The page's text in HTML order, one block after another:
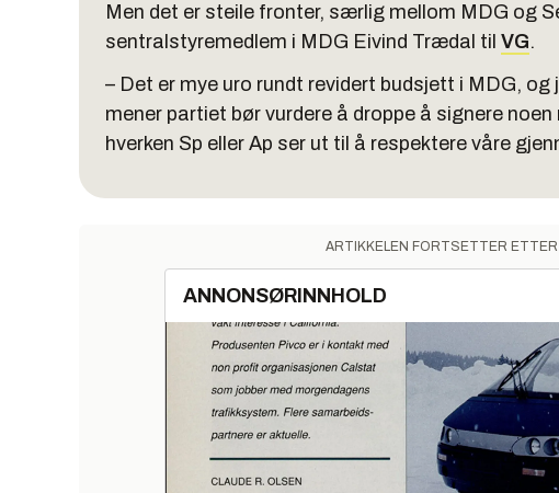
Men det er steile fronter, særlig mellom MDG og
sentralstyremedlem i MDG Eivind Trædal til VG.
– Det er mye uro rundt revidert budsjett i MDG,
mener partiet bør vurdere å droppe å signere
hverken Sp eller Ap ser ut til å respektere våre
ARTIKKELEN FORTSETTER
ANNONSØRINNHOLD